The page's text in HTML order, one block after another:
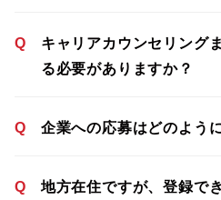
Q
キャリアカウンセリング
る必要がありますか？
Q 企業への応募はどのよう
Q 地方在住ですが、登録で